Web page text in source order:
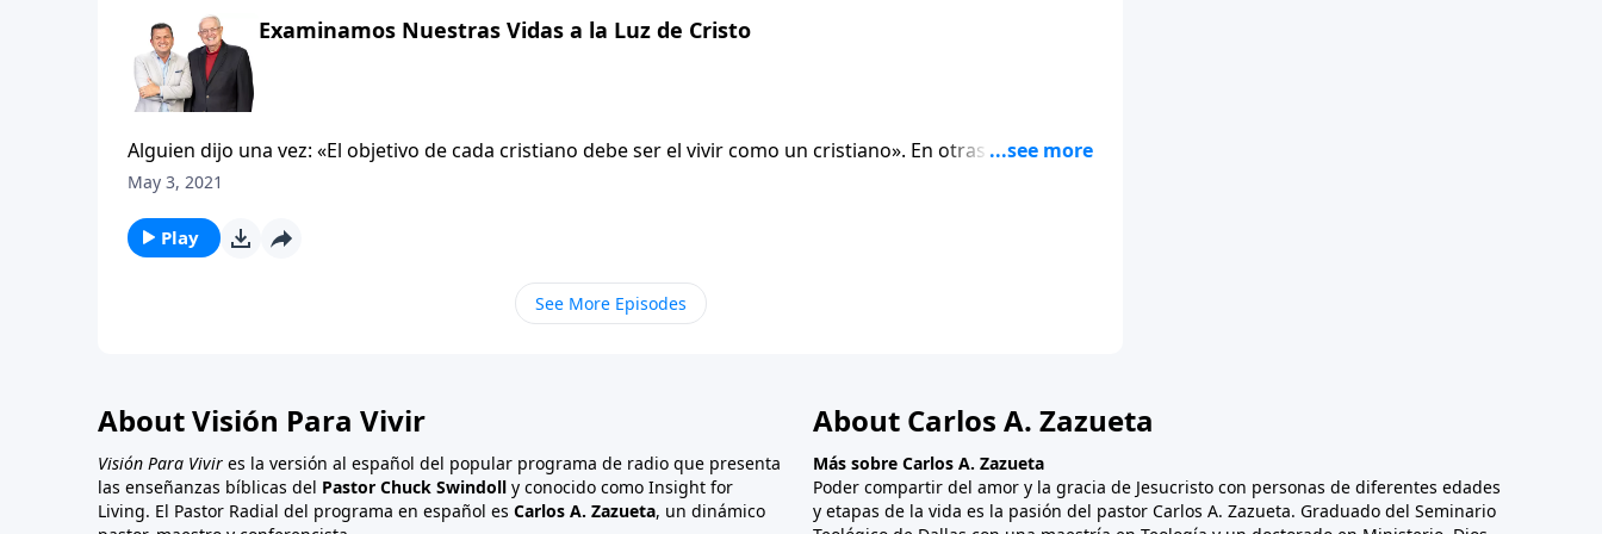
cómo Cristo ha hecho una gran diferencia en su vida. ¿Qué tan preparado se siente para comunicarles el
mensaje que ha transformado su vida? ¿Qué le detiene a hacerlo?
Examinamos Nuestras Vidas a la Luz de Cristo
Alguien dijo una vez: «El objetivo de cada cristiano debe ser el vivir como un cristiano». En otras palabras,
un cristiano no solo debe pensar espiritualmente, o solo aprender más de la Biblia, sino que debe ponerla
personas que vivan lo que dicen creer. El mundo en el que vivimos es difícil. Es un mundo que vive en la
oscuridad. Es un mundo lleno de maldad, de violencia y de desamor. . . y la verdad es que seguirá
empeorando. Pero también es el lugar donde el Señor de manera deliberada nos ha puesto para usarnos
de tal forma que hagamos una diferencia. ¡Somos llamados a ser diferentes!
May 3, 2021
Play
See More Episodes
About Visión Para Vivir
Visión Para Vivir es la versión al español del popular programa de radio que presenta
las enseñanzas bíblicas del Pastor Chuck Swindoll y conocido como Insight for
Living. El Pastor Radial del programa en español es Carlos A. Zazueta, un dinámico
About Carlos A. Zazueta
Más sobre Carlos A. Zazueta
Poder compartir del amor y la gracia de Jesucristo con personas de diferentes edades
y etapas de la vida es la pasión del pastor Carlos A. Zazueta. Graduado del Seminario